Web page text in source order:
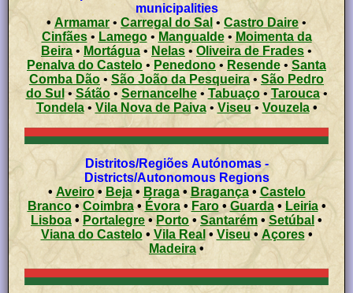
municipalities
• Armamar • Carregal do Sal • Castro Daire •
Cinfães• Lamego• Mangualde• Moimenta da
Beira • Mortágua • Nelas • Oliveira de Frades •
Penalva do Castelo • Penedono• Resende • Santa
Comba Dão • São João da Pesqueira •São Pedro
do Sul•Sátão• Sernancelhe• Tabuaço• Tarouca•
Tondela• Vila Nova de Paiva• Viseu• Vouzela •
Distritos/Regiões Autónomas -
Districts/Autonomous Regions
• Aveiro• Beja• Braga• Bragança• Castelo
Branco• Coimbra• Évora• Faro•Guarda• Leiria•
Lisboa • Portalegre • Porto•Santarém• Setúbal •
Viana do Castelo• Vila Real • Viseu • Açores•
Madeira •